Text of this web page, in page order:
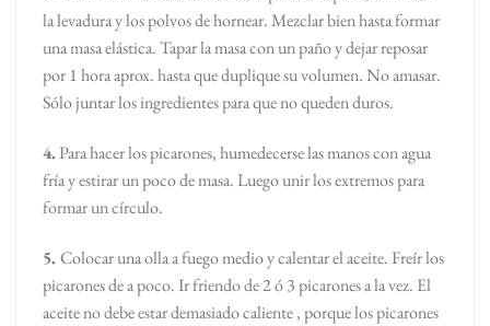
la levadura y los polvos de hornear. Mezclar bien hasta formar
una masa elástica. Tapar la masa con un paño y dejar reposar
por 1 hora aprox. hasta que duplique su volumen. No amasar.
Sólo juntar los ingredientes para que no queden duros.
4.Para hacer los picarones, humedecerse las manos con agua
fría y estirar un poco de masa. Luego unir los extremos para
formar un círculo.
5.Colocar una olla a fuego medio y calentar el aceite. Freír los
picarones de a poco. Ir friendo de 2 ó 3 picarones a la vez. El
aceite no debe estar demasiado caliente , porque los picarones